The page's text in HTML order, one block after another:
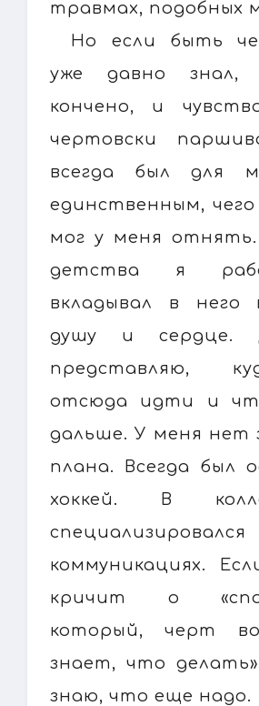
травмах, подобных
Но если быть
уже давно знал,
кончено, и
чертовски
всегда был для
единственным,
мог у меня
детства я
вкладывал в него
душу и сердце.
представляю,
отсюда идти и
дальше. У меня нет
плана. Всегда был
хоккей. В
коммуникациях.
кричит о
который, черт
знает, что
знаю, что еще надо.